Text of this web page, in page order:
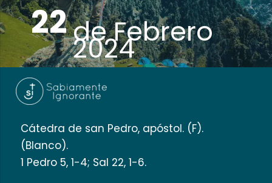
22deFebrero
2024
Cátedra de san Pedro, apóstol. (F).
(Blanco).
1 Pedro 5, 1-4; Sal 22, 1-6.